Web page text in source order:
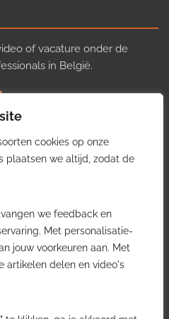
cookies op onze
plaatsen we altijd, zodat de
we feedback en
Met personalisatie-
jouw voorkeuren aan. Met
artikelen delen en video's
of vacature onder de
in België.
sector in uw inbox.
je gratis
update